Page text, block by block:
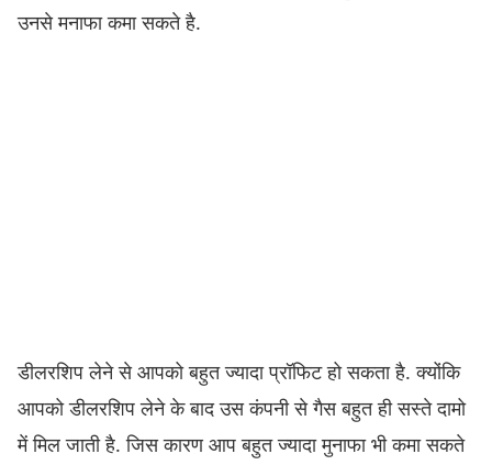
उनसे मनाफा कमा सकते है.
डीलरशिप लेने से आपको बहुत ज्यादा प्रॉफिट हो सकता है. क्योंकि
आपको डीलरशिप लेने के बाद उस कंपनी से गैस बहुत ही सस्ते दामो
में मिल जाती है. जिस कारण आप बहुत ज्यादा मुनाफा भी कमा सकते